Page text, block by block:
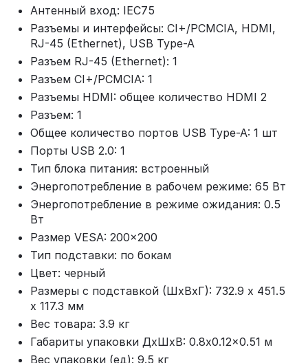
Антенный вход: IEC75
Разъемы и интерфейсы: CI+/PCMCIA, HDMI,
RJ-45 (Ethernet), USB Type-A
Разъем RJ-45 (Ethernet): 1
Разъем CI+/PCMCIA: 1
Разъемы HDMI: общее количество HDMI 2
Разъем: 1
Общее количество портов USB Type-A: 1 шт
Порты USB 2.0: 1
Тип блока питания: встроенный
Энергопотребление в рабочем режиме: 65 Вт
Энергопотребление в режиме ожидания: 0.5
Вт
Размер VESA: 200x200
Тип подставки: по бокам
Цвет: черный
Размеры с подставкой (ШxВxГ): 732.9 x 451.5
x 117.3 мм
Вес товара: 3.9 кг
Габариты упаковки ДхШхВ: 0.8x0.12x0.51 м
Вес упаковки (ед): 9.5 кг